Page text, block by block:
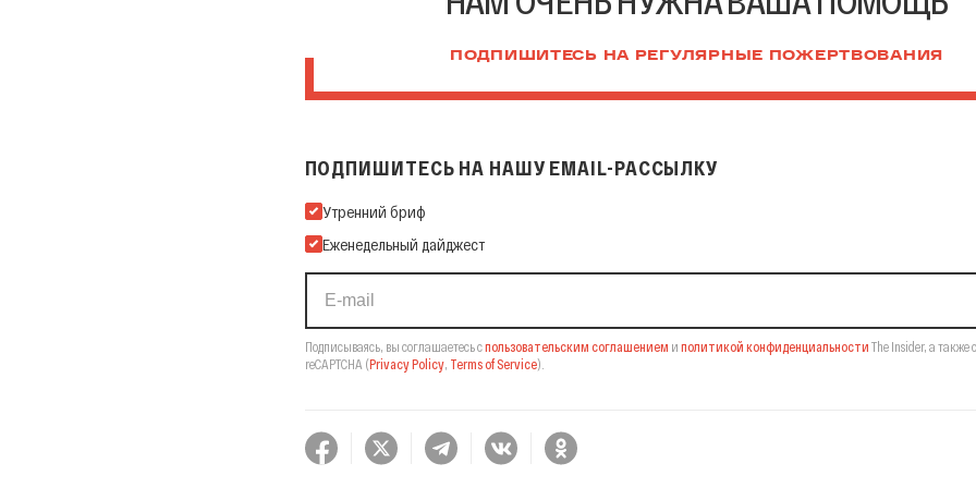
ПОДПИШИТЕСЬ НА РЕГУЛЯРНЫЕ ПОЖЕРТВОВАНИЯ
ПОДПИШИТЕСЬ НА НАШУ EMAIL-РАССЫЛКУ
Подпишитесь на нашу Email-рассылку
Утренний бриф
Еженедельный дайджест
Подписываясь, вы соглашаетесь спользовательским соглашением и политикой конфиденциальности The Insider, а также
reCAPTCHA (Privacy Policy, Terms of Service).